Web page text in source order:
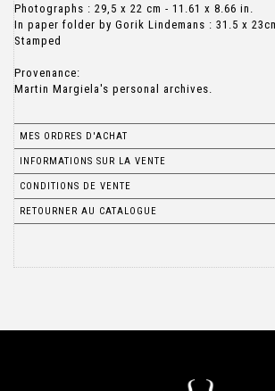
Photographs : 29,5 x 22 cm - 11.61 x 8.66 in.
In paper folder by Gorik Lindemans : 31.5 x
Stamped
Provenance:
Martin Margiela's personal archives.
MES ORDRES D'ACHAT
INFORMATIONS SUR LA VENTE
CONDITIONS DE VENTE
RETOURNER AU CATALOGUE